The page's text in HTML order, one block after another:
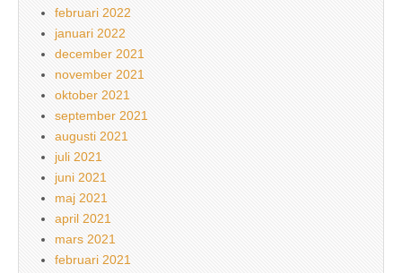
februari 2022
januari 2022
december 2021
november 2021
oktober 2021
september 2021
augusti 2021
juli 2021
juni 2021
maj 2021
april 2021
mars 2021
februari 2021